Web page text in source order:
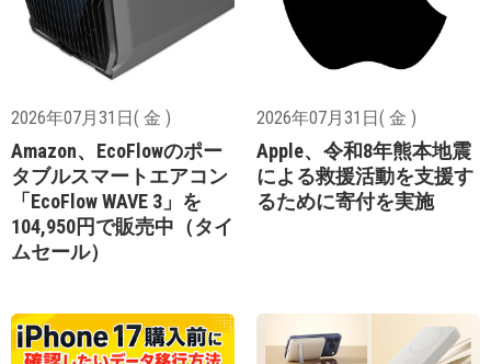
2026年07月31日( 金 )
Amazon、EcoFlowのポー
タブルスマートエアコン
「EcoFlow WAVE 3」を
104,950円で販売中（タイ
ムセール）
2026年07月31日( 金 )
Apple、令和8年熊本地震
による救援活動を支援す
るために寄付を実施